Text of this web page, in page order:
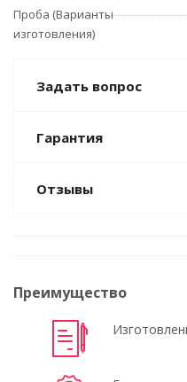
Проба (Варианты
изготовления)
Задать вопрос
Гарантия
Отзывы
Преимущество